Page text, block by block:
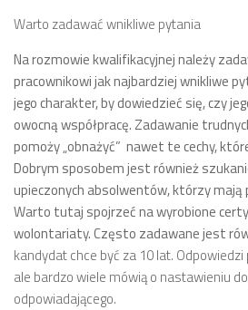
Warto zadawać wnikliwe pytania
Na rozmowie kwalifikacyjnej należy
pracownikowi jak najbardziej wnikliwe
jego charakter, by dowiedzieć się, czy
owocną współpracę. Zadawanie
pomoży „obnażyć” nawet te cechy,
Dobrym sposobem jest również
upieczonych absolwentów, którzy mają
Warto tutaj spojrzeć na wyrobione
wolontariaty. Często zadawane jest
kandydat chce być za 10 lat.
ale bardzo wiele mówią o nastawieniu
odpowiadającego.